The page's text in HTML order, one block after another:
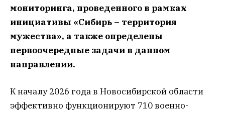
мониторинга, проведенного в рамках
инициативы «Сибирь – территория
мужества», а также определены
первоочередные задачи в данном
направлении.
К началу 2026 года в Новосибирской области
эффективно функционируют 710 военно-